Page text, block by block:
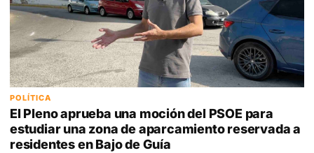
POLÍTICA
El Pleno aprueba una moción del PSOE para
estudiar una zona de aparcamiento reservada a
residentes en Bajo de Guía